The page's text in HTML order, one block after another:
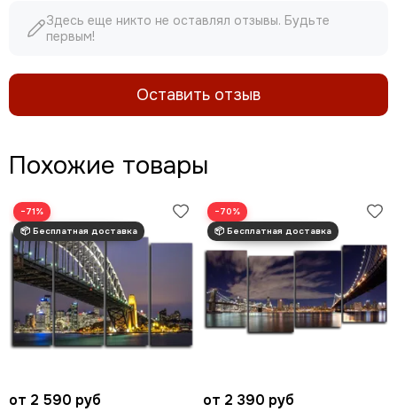
Здесь еще никто не оставлял отзывы. Будьте
первым!
Оставить отзыв
Похожие товары
−71%
от 2 590 руб
−70%
от 2 390 руб